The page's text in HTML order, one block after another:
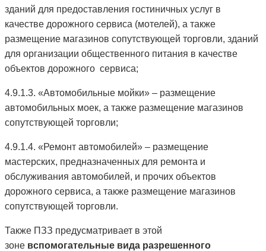
зданий для предоставления гостиничных услуг в
качестве дорожного сервиса (мотелей), а также
размещение магазинов сопутствующей торговли, зданий
для организации общественного питания в качестве
объектов дорожного сервиса;
4.9.1.3. «Автомобильные мойки» – размещение
автомобильных моек, а также размещение магазинов
сопутствующей торговли;
4.9.1.4. «Ремонт автомобилей» – размещение
мастерских, предназначенных для ремонта и
обслуживания автомобилей, и прочих объектов
дорожного сервиса, а также размещение магазинов
сопутствующей торговли.
Также ПЗЗ предусматривает в этой
зоне вспомогательные вида разрешенного